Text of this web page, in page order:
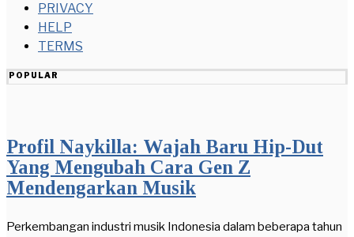
PRIVACY
HELP
TERMS
POPULAR
Profil Naykilla: Wajah Baru Hip-Dut
Yang Mengubah Cara Gen Z
Mendengarkan Musik
Perkembangan industri musik Indonesia dalam beberapa tahun